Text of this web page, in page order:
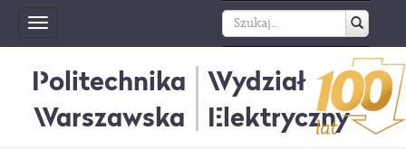
Toggle
navigation
Politechnika
Warszawska
Wydział
Elektryczny